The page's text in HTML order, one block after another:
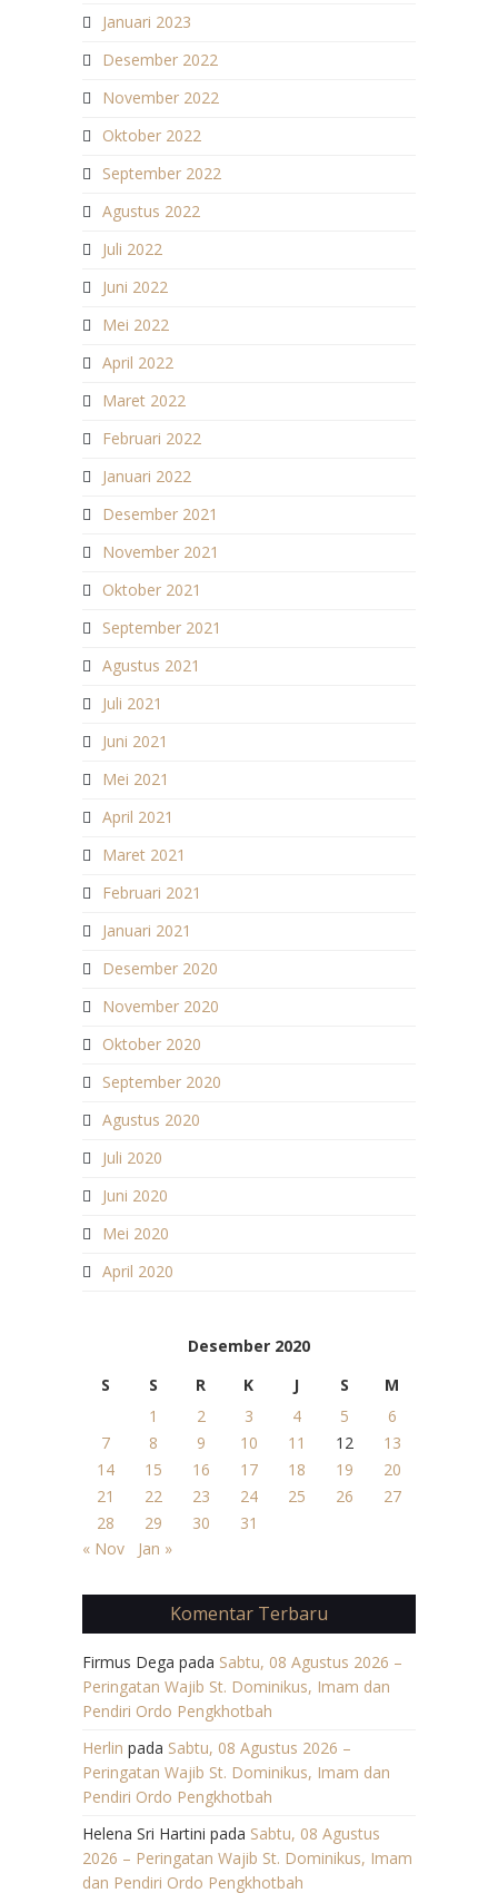
Januari 2023
Desember 2022
November 2022
Oktober 2022
September 2022
Agustus 2022
Juli 2022
Juni 2022
Mei 2022
April 2022
Maret 2022
Februari 2022
Januari 2022
Desember 2021
November 2021
Oktober 2021
September 2021
Agustus 2021
Juli 2021
Juni 2021
Mei 2021
April 2021
Maret 2021
Februari 2021
Januari 2021
Desember 2020
November 2020
Oktober 2020
September 2020
Agustus 2020
Juli 2020
Juni 2020
Mei 2020
April 2020
Desember 2020
S
S R K J S
M
1
2 3 4 5
6
7
8 9 10 11 12
13
14
15 16 17 18 19
20
21
22 23 24 25 26
27
28
29 30
31
« Nov
Jan »
Komentar Terbaru
Firmus Dega pada Sabtu, 08 Agustus 2026 –
Peringatan Wajib St. Dominikus, Imam dan
Pendiri Ordo Pengkhotbah
Herlin pada Sabtu, 08 Agustus 2026 –
Peringatan Wajib St. Dominikus, Imam dan
Pendiri Ordo Pengkhotbah
Helena Sri Hartini pada Sabtu, 08 Agustus
2026 – Peringatan Wajib St. Dominikus, Imam
dan Pendiri Ordo Pengkhotbah